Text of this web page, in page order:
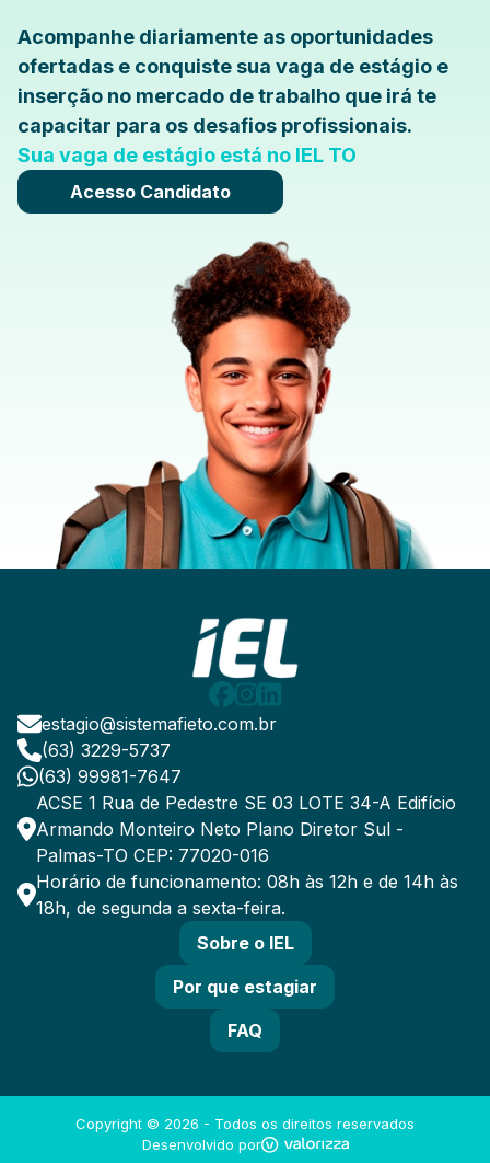
Acompanhe diariamente as oportunidades
ofertadas e conquiste sua vaga de estágio e
inserção no mercado de trabalho que irá te
capacitar para os desafios profissionais.
Sua vaga de estágio está no IEL TO
Acesso Candidato
estagio@sistemafieto.com.br
(63) 3229-5737
(63) 99981-7647
ACSE 1 Rua de Pedestre SE 03 LOTE 34-A Edifício
Armando Monteiro Neto Plano Diretor Sul -
Palmas-TO CEP: 77020-016
Horário de funcionamento: 08h às 12h e de 14h às
18h, de segunda a sexta-feira.
Sobre o IEL
Por que estagiar
FAQ
Copyright © 2026 - Todos os direitos reservados
Desenvolvido por